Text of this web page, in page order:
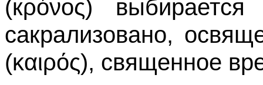
(кρόνος)
сакрализовано,
(καιρός), священное